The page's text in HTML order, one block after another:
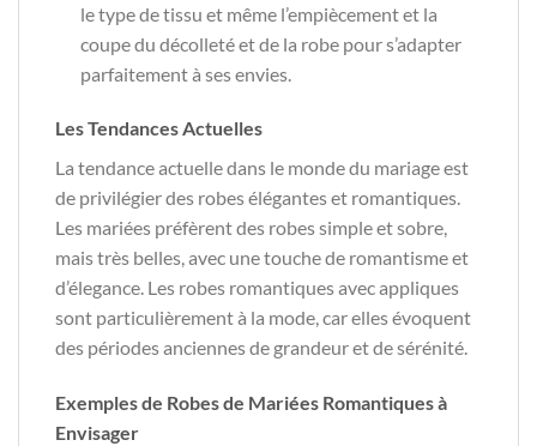
le type de tissu et même l’empiècement et la
coupe du décolleté et de la robe pour s’adapter
parfaitement à ses envies.
Les Tendances Actuelles
La tendance actuelle dans le monde du mariage est
de privilégier des robes élégantes et romantiques.
Les mariées préfèrent des robes simple et sobre,
mais très belles, avec une touche de romantisme et
d’élegance. Les robes romantiques avec appliques
sont particulièrement à la mode, car elles évoquent
des périodes anciennes de grandeur et de sérénité.
Exemples de Robes de Mariées Romantiques à
Envisager